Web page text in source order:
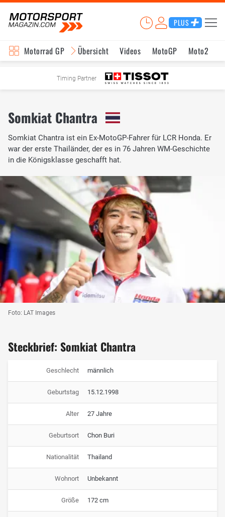
PLUS
Motorrad GP Übersicht Videos MotoGP Moto2
Timing Partner
Somkiat Chantra
Somkiat Chantra ist ein Ex-MotoGP-Fahrer für LCR Honda. Er
war der erste Thailänder, der es in 76 Jahren WM-Geschichte
in die Königsklasse geschafft hat.
Foto: LAT Images
Steckbrief: Somkiat Chantra
Geschlecht männlich
Geburtstag 15.12.1998
Alter 27 Jahre
Geburtsort Chon Buri
Nationalität Thailand
Wohnort Unbekannt
Größe 172 cm